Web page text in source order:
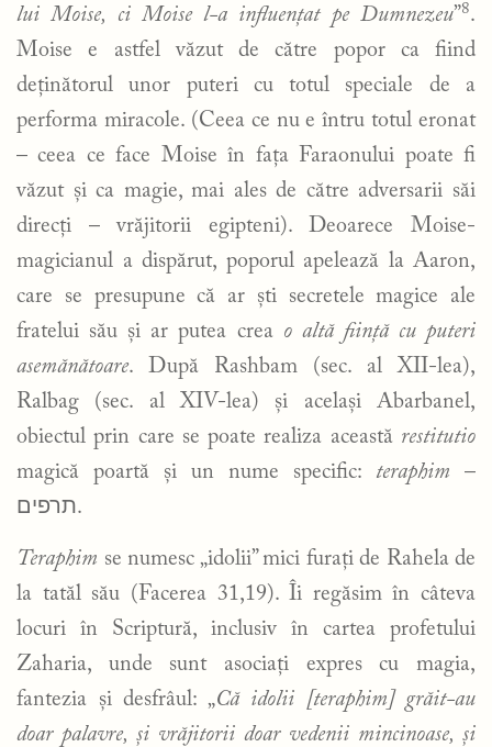
lui Moise, ci Moise l-a influențat pe Dumnezeu”8.
Moise e astfel văzut de către popor ca fiind
deținătorul unor puteri cu totul speciale de a
performa miracole. (Ceea ce nu e întru totul eronat
– ceea ce face Moise în fața Faraonului poate fi
văzut și ca magie, mai ales de către adversarii săi
direcți – vrăjitorii egipteni). Deoarece Moise-
magicianul a dispărut, poporul apelează la Aaron,
care se presupune că ar ști secretele magice ale
fratelui său și ar putea crea o altă ființă cu puteri
asemănătoare. După Rashbam (sec. al XII-lea),
Ralbag (sec. al XIV-lea) și același Abarbanel,
obiectul prin care se poate realiza această restitutio
magică poartă și un nume specific: teraphim –
תרפים.
Teraphim se numesc „idolii” mici furați de Rahela de
la tatăl său (Facerea 31,19). Îi regăsim în câteva
locuri în Scriptură, inclusiv în cartea profetului
Zaharia, unde sunt asociați expres cu magia,
fantezia și desfrâul: „Că idolii [teraphim] grăit-au
doar palavre, și vrăjitorii doar vedenii mincinoase, și